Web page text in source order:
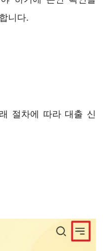
니다.
절차에 따라 대출 신